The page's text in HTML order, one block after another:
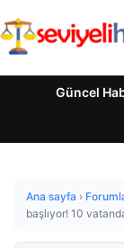
Güncel
Ana sayfa ›
başlıyor! 10